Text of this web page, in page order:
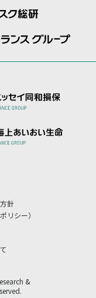
針
リシー）
&